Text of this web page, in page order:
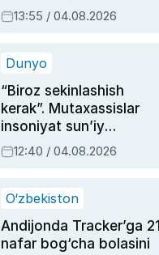
dublyaj ustasi Rimma
Ahmedovaning
13:55 / 04.08.2026
Dunyo
“Biroz sekinlashish
kerak”. Mutaxassislar
insoniyat sun’iy
intellektni boshqara
olmay qolishidan xavotir
12:40 / 04.08.2026
O‘zbekiston
Andijonda Tracker’ga 21
nafar bog‘cha bolasini